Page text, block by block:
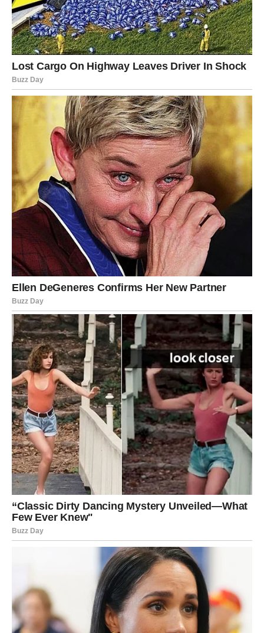
planiranje. Ako ste čekali potvrdu ili dogovor, moguće je
da sada dobijete jasan odgovor. Finansije se stabilizuju,
ali važno je da ne popuštate pod pritiskom nepotrebnih
troškova.
Poruka sedmice:Strpljenje se isplaćuje onda kada
ostanete dosledni sebi.
Blizanci– KOMUNIKACIJA
DONOSI PRILIKU
Blizanci su u centru dešavanja. Sedmica nosi mnogo
razgovora, poruka i novih kontakata. Važno je da ostanete
fokusirani i ne rasipate energiju.
U ljubavi, dolazi razjašnjenje. Ako je bilo sumnji, sada se
otklanjaju. Slobodni Blizanci mogu ući u poznanstvo koje
počinje kroz razgovor, ali brzo prelazi u dublju priču.
Na poslu, nova ideja može postati konkretna prilika. Ovo
je sedmica u kojoj vaša snalažljivost i brzina razmišljanja
dolaze do izražaja. Finansijski, moguć je dodatni prihod
kroz sporedni angažman ili projekat.
Poruka sedmice:Reč ima moć – koristite je mudro.
Rak– EMOTIVNO
RAZJAŠNJENJE
Rak ulazi u sedmicu sa naglašenim emocijama. Ono što
ste potiskivali sada izlazi na površinu.
U ljubavi, moguće je pomirenje ili konačno zatvaranje
starog poglavlja. Ako ste u vezi, razgovor može produbiti
odnos. Slobodni Rakovi treba da paze da ne idealizuju
Poslovno, sedmica donosi stabilnost, ali i potrebu da
postavite jasne granice. Finansije zahtevaju pažnju –